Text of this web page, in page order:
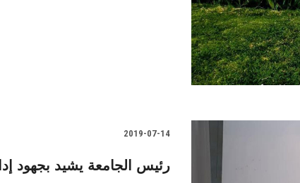
2019-07-14
رئيس الجامعة يشيد بجهود